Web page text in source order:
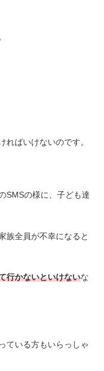
ればいけないのです。
SMSの様に、子ども達
族全員が不幸になると
行かないといけないな
ている方もいらっしゃ